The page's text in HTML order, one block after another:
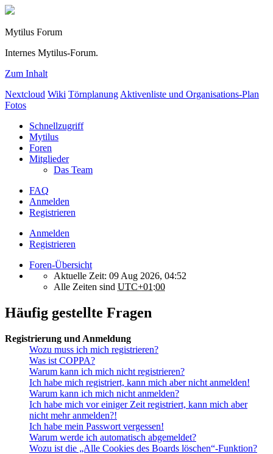
Mytilus Forum
Internes Mytilus-Forum.
Zum Inhalt
Nextcloud Wiki Törnplanung Aktivenliste und Organisations-Plan
Fotos
Schnellzugriff
Mytilus
Foren
Mitglieder
Das Team
FAQ
Anmelden
Registrieren
Anmelden
Registrieren
Foren-Übersicht
Aktuelle Zeit: 09 Aug 2026, 04:52
Alle Zeiten sind UTC+01:00
Häufig gestellte Fragen
Registrierung und Anmeldung
Wozu muss ich mich registrieren?
Was ist COPPA?
Warum kann ich mich nicht registrieren?
Ich habe mich registriert, kann mich aber nicht anmelden!
Warum kann ich mich nicht anmelden?
Ich habe mich vor einiger Zeit registriert, kann mich aber
nicht mehr anmelden?!
Ich habe mein Passwort vergessen!
Warum werde ich automatisch abgemeldet?
Wozu ist die „Alle Cookies des Boards löschen“-Funktion?